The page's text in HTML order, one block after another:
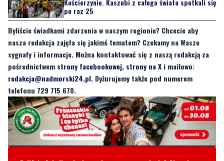
nasza redakcja zajęła się jakimś tematem? Czekamy na Wasze
sygnały i informacje. Można kontaktować się z naszą redakcją za
pośrednictwemstrony facebookowej,strony na X i mailowo:
redakcja@nadmorski24.pl. Dyżurujemy także pod numerem
telefonu 729 715 670.
Byliście świadkami zdarzenia w naszym regionie? Chcecie
aby nasza redakcja zajęła się jakimś tematem? Czekamy na
Wasze sygnały i informacje. Można kontaktować się z naszą